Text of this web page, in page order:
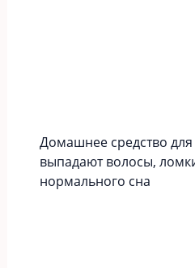
Домашнее средство для
выпадают волосы,
нормального сна